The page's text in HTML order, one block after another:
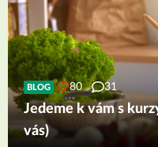
BLOG 80 31
Jedeme k vám s
vás)